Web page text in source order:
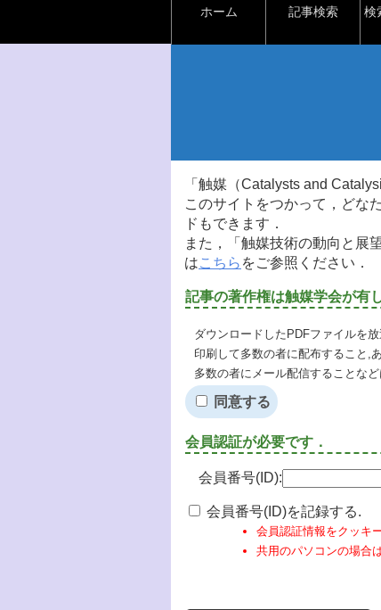
ホーム 記事検索 検
「触媒（Catalysts and
このサイトをつかって，どな
ドもできます．
また，「触媒技術の動向と展
はこちら をご参照ください．
記事の著作権は触媒学会が有
ダウンロードしたPDFファイルを
印刷して多数の者に配布すること,
多数の者にメール配信することなど
同意する
会員認証が必要です．
会員番号(ID):
会員番号(ID)を記録する.
会員認証情報をクッキ
共用のパソコンの場合